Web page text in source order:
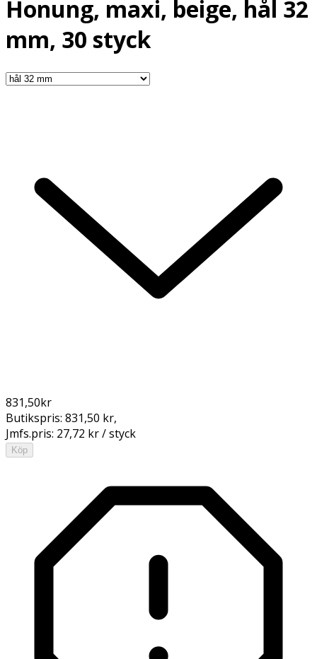
Honung, maxi, beige, hål 32
mm, 30 styck
831,50kr
Butikspris: 831,50 kr,
Jmfs.pris: 27,72 kr / styck
Köp